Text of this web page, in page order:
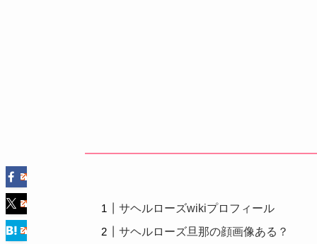
サヘルローズwikiプロフィール
サヘルローズ旦那の顔画像ある？